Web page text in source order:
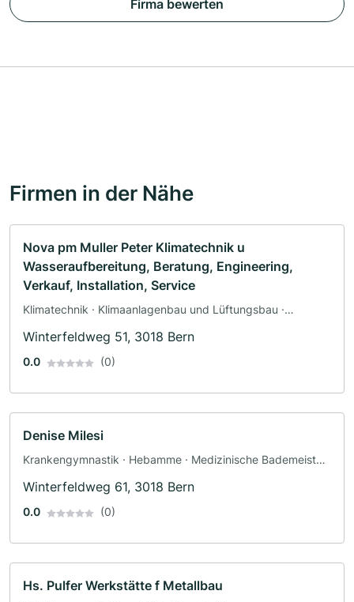
Firma bewerten
Firmen in der Nähe
Nova pm Muller Peter Klimatechnik u
Wasseraufbereitung, Beratung, Engineering,
Verkauf, Installation, Service
Klimatechnik · Klimaanlagenbau und Lüftungsbau ·
Winterfeldweg 51, 3018 Bern
0.0 (0)
Denise Milesi
Krankengymnastik · Hebamme · Medizinische Bademeister
Winterfeldweg 61, 3018 Bern
0.0 (0)
Hs. Pulfer Werkstätte f Metallbau